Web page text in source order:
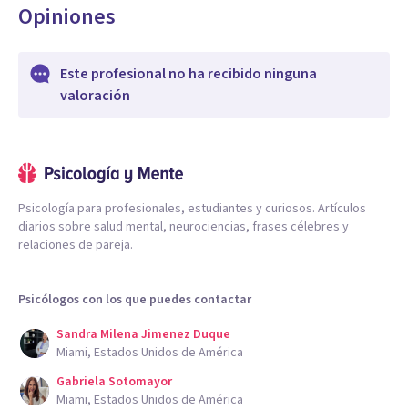
Opiniones
Este profesional no ha recibido ninguna
valoración
Psicología para profesionales, estudiantes y curiosos. Artículos
diarios sobre salud mental, neurociencias, frases célebres y
relaciones de pareja.
Psicólogos con los que puedes contactar
Sandra Milena Jimenez Duque
Miami, Estados Unidos de América
Gabriela Sotomayor
Miami, Estados Unidos de América